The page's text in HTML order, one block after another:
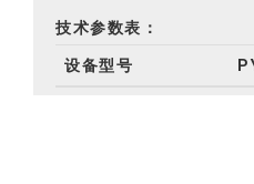
技术参数表：
设备型号